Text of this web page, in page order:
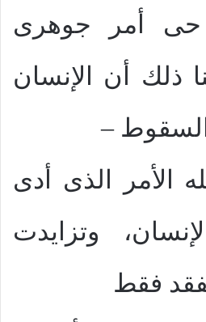
حى أمر جوهرى
ذلك أن الإنسان
السقوط –
الأمر الذى أدى
وتزايدت
فقط